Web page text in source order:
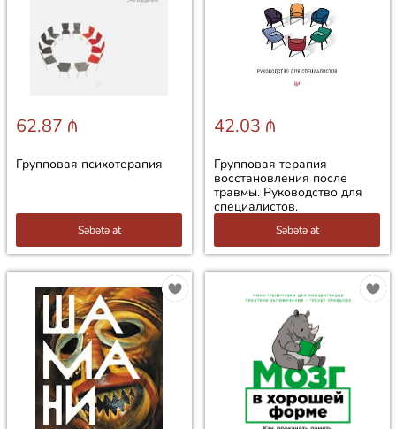
62.87 ₼
Групповая психотерапия
Səbətə at
42.03 ₼
Групповая терапия
восстановления после
травмы. Руководство для
специалистов.
Səbətə at